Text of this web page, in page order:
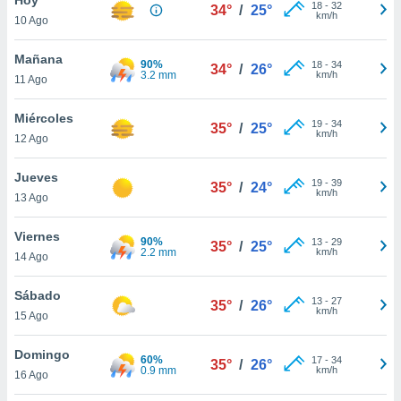
en
más
nuestra
de
cookies
aceptar
10 Ago
34° / 25° 18- 32
km/h
Mañana
11 Ago
90%
3.2 mm
34° / 26° 18- 34
km/h
Miércoles
12 Ago
35° / 25° 19- 34
km/h
Jueves
13 Ago
35° / 24° 19- 39
km/h
Viernes
14 Ago
90%
2.2 mm
35° / 25° 13- 29
km/h
Sábado
15 Ago
35° / 26° 13- 27
km/h
Domingo
16 Ago
60%
0.9 mm
35° / 26° 17- 34
km/h